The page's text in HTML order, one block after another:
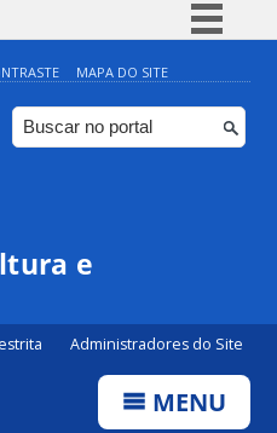
Simplifique!
Comunica BR
Participe
MAPA DO SITE
e
Administradores do Site
MENU